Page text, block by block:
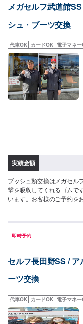
はお気軽にご相談ください
ァーにてお問い合わせ【2
業開始【4】仕上がり次第
ださい。-----パーツ持ち込
ーにて詳細をお願い致しま
います。お車の作業中は代
負担いただいております。
口から北西方向へ進み1つ
場があります。駐車スペー
るスペースに駐車してくだ
メガセルフ武道館
シュ・ブーツ交換
代車OK カードOK 電子マネー
実績金額
ブッシュ類交換はメガセル
撃を吸収してくれるゴムで
います。お客様のご予約を
即時予約
セルフ長田野SS /
ーツ交換
代車OK カードOK 電子マネー